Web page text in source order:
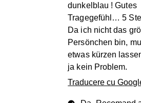
dunkelblau ! Gutes
Tragegefühl… 5
Da ich nicht das
Persönchen bin,
etwas kürzen
ja kein Problem.
Traducere cu